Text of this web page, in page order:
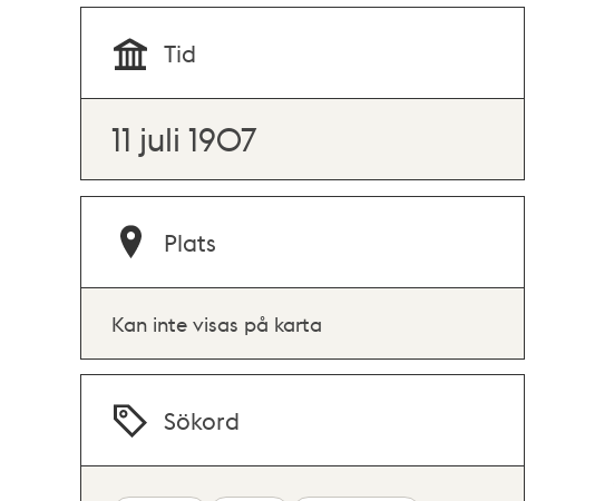
Tid
11 juli 1907
Plats
Kan inte visas på karta
Sökord